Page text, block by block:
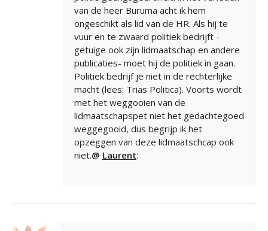
van de heer Buruma acht ik hem
ongeschikt als lid van de HR. Als hij te
vuur en te zwaard politiek bedrijft -
getuige ook zijn lidmaatschap en andere
publicaties- moet hij de politiek in gaan.
Politiek bedrijf je niet in de rechterlijke
macht (lees: Trias Politica). Voorts wordt
met het weggooien van de
lidmaatschapspet niet het gedachtegoed
weggegooid, dus begrijp ik het
opzeggen van deze lidmaatschcap ook
niet.@ Laurent: